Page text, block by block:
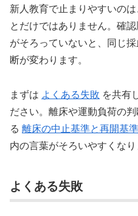
新人教育で止まりやすいの
とだけではありません。確
がそろっていないと、同じ
断が変わります。
まずは よくある失敗 を共有
ださい。離床や運動負荷の
る 離床の中止基準と再開基準
内の言葉がそろいやすくなり
よくある失敗